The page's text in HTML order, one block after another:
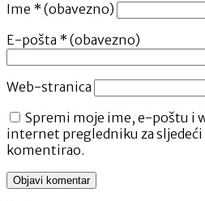
Ime * (obavezno)
E-pošta * (obavezno)
Web-stranica
Spremi moje ime, e-poštu i
internet pregledniku za sljedeći
komentirao.